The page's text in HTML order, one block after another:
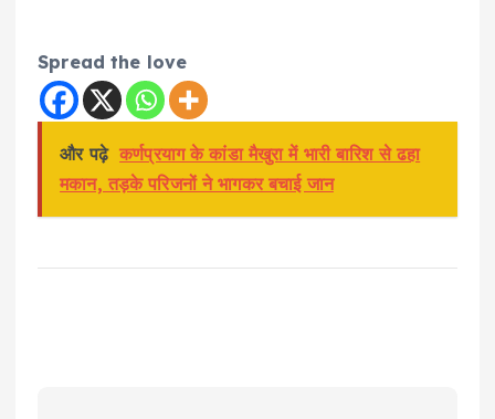
Spread the love
और पढ़े कर्णप्रयाग के कांडा मैखुरा में भारी बारिश से ढहा
मकान, तड़के परिजनों ने भागकर बचाई जान